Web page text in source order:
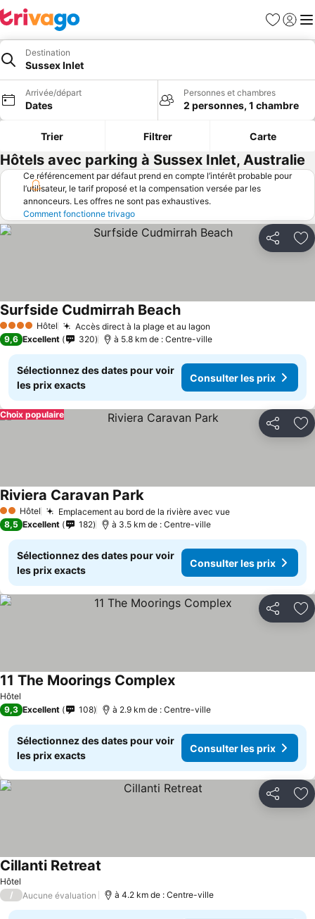
Favoris
Se
Destination
Sussex Inlet
Arrivée/départ
Dates
Personnes et chambres
2 personnes, 1 chambre
Trier Filtrer Carte
Hôtels avec parking à Sussex Inlet, Australie
Ce référencement par défaut prend en compte l’intérêt probable pour
l’utilisateur, le tarif proposé et la compensation versée par les
annonceurs. Les offres ne sont pas exhaustives.
Comment fonctionne trivago
Partager
4 Étoiles Hôtel Accès direct à la plage et au lagon
Surfside Cudmirrah BeachConsulter les prix
9,6 Excellent 320 à 5.8 km de : Centre-ville
Sélectionnez des dates pour voir
les prix exacts
Consulter les prix
Partager
Choix populaire
2 Étoiles
Hôtel Emplacement au bord de la rivière avec vueConsulter les
Riviera Caravan ParkConsulter les prix
8,5 Excellent 182 à 3.5 km de : Centre-ville
Sélectionnez des dates pour voir
les prix exacts
Consulter les prix
Partager
Hôtel
11 The Moorings ComplexConsulter les prix
9,3 Excellent 108 à 2.9 km de : Centre-ville
Sélectionnez des dates pour voir
les prix exacts
Consulter les prix
Partager
Hôtel
Cillanti Retreat
/ Aucune évaluation à 4.2 km de : Centre-ville